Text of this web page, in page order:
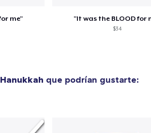
me" "It was the BLOOD for
$34
Hanukkah que podrían gustarte: